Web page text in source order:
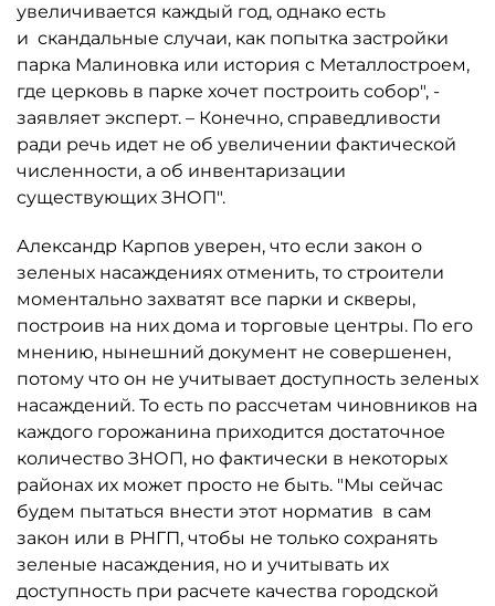
увеличивается каждый год, однако есть
и скандальные случаи, как попытка застройки
парка Малиновка или история с Металлостроем,
где церковь в парке хочет построить собор", -
заявляет эксперт. – Конечно, справедливости
ради речь идет не об увеличении фактической
численности, а об инвентаризации
существующих ЗНОП".
Александр Карпов уверен, что если закон о
зеленых насаждениях отменить, то строители
моментально захватят все парки и скверы,
построив на них дома и торговые центры. По его
мнению, нынешний документ не совершенен,
потому что он не учитывает доступность зеленых
насаждений. То есть по рассчетам чиновников на
каждого горожанина приходится достаточное
количество ЗНОП, но фактически в некоторых
районах их может просто не быть. "Мы сейчас
будем пытаться внести этот норматив в сам
закон или в РНГП, чтобы не только сохранять
зеленые насаждения, но и учитывать их
доступность при расчете качества городской